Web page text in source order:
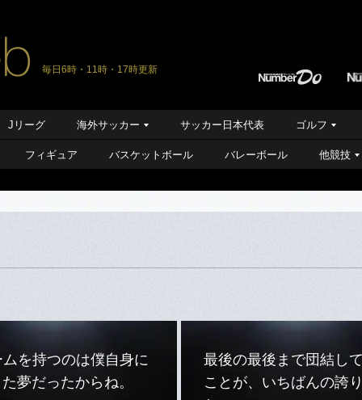
毎日6時・11時・17時更新
Jリーグ 海外サッカー サッカー日本代表 ゴルフ
フィギュア バスケットボール バレーボール 他競技
ムを持つのは僕自身に
夢だったからね。
最後の最後まで団結し
ことが、いちばんの誇